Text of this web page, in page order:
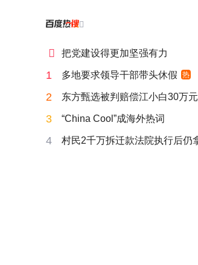

 把党建设得更加坚强有力
1 多地要求领导干部带头休假 热
2 东方甄选被判赔偿江小白30万元
3 “China Cool”成海外热词
4 村民2千万拆迁款法院执行后仍拿不